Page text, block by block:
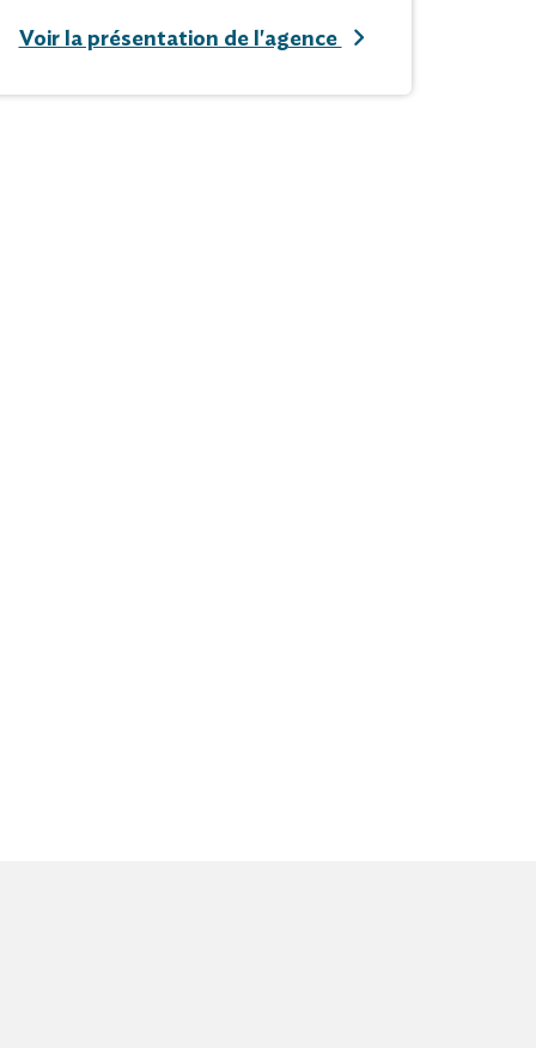
Voir la présentation de l'agence